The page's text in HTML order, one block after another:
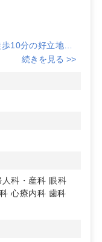
10分の好立地に
る人々に対する視
スも便利です。ま
整っています。
することが可能で
ルし、集患力を高
せください。
続きを見る >>
人科・産科 眼科
心療内科 歯科